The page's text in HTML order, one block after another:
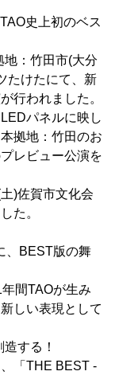
史上初のベス
地：竹田市(大分
たけたにて、新
行われました。
パネルに映し
拠地：竹田のお
レビュー公演を
)佐賀市文化会
た。
、BEST版の舞
間TAOが生み
しい表現として
する！
「THE BEST -